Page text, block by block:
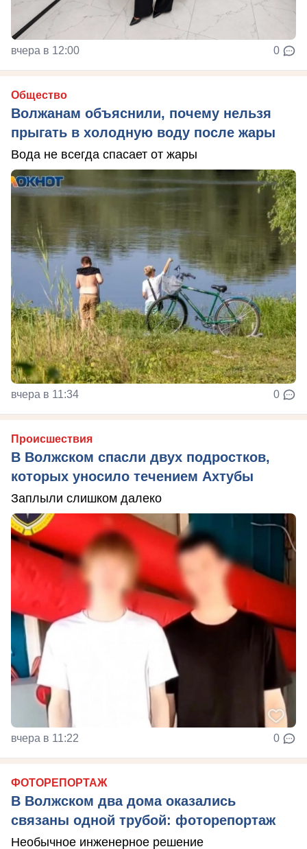
вчера в 12:00 0
Общество
Волжанам объяснили, почему нельзя
прыгать в холодную воду после жары
Вода не всегда спасает от жары
вчера в 11:34 0
Происшествия
В Волжском спасли двух подростков,
которых уносило течением Ахтубы
Заплыли слишком далеко
вчера в 11:22 0
ФОТОРЕПОРТАЖ
В Волжском два дома оказались
связаны одной трубой: фоторепортаж
Необычное инженерное решение